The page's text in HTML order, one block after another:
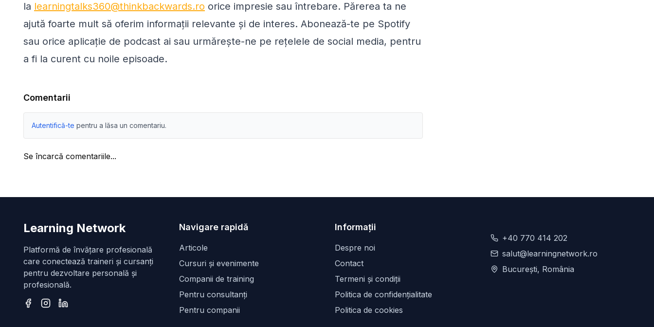
la learningtalks360@thinkbackwards.ro orice impresie sau întrebare. Părerea ta ne
ajută foarte mult să oferim informații relevante și de interes. Abonează-te pe Spotify
sau orice aplicație de podcast ai sau urmărește-ne pe rețelele de social media, pentru
a fi la curent cu noile episoade.
Comentarii
Autentifică-te pentru a lăsa un comentariu.
Se încarcă comentariile...
Learning Network
Platformă de învățare profesională
care conectează traineri și cursanți
pentru dezvoltare personală și
profesională.
Navigare rapidă
Articole
Cursuri și evenimente
Companii de training
Pentru consultanți
Pentru companii
Informații
Despre noi
Contact
Termeni și condiții
Politica de confidențialitate
Politica de cookies
+40 770 414 202
salut@learningnetwork.ro
București, România